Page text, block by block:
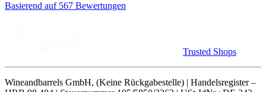
Basierend auf 567 Bewertungen
Trusted Shops
Wineandbarrels GmbH, (Keine Rückgabestelle) | Handelsregister –